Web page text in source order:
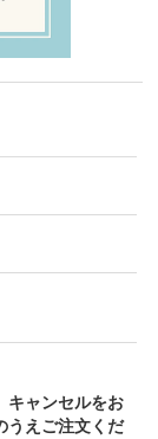
キャンセルをお
うえご注文くだ